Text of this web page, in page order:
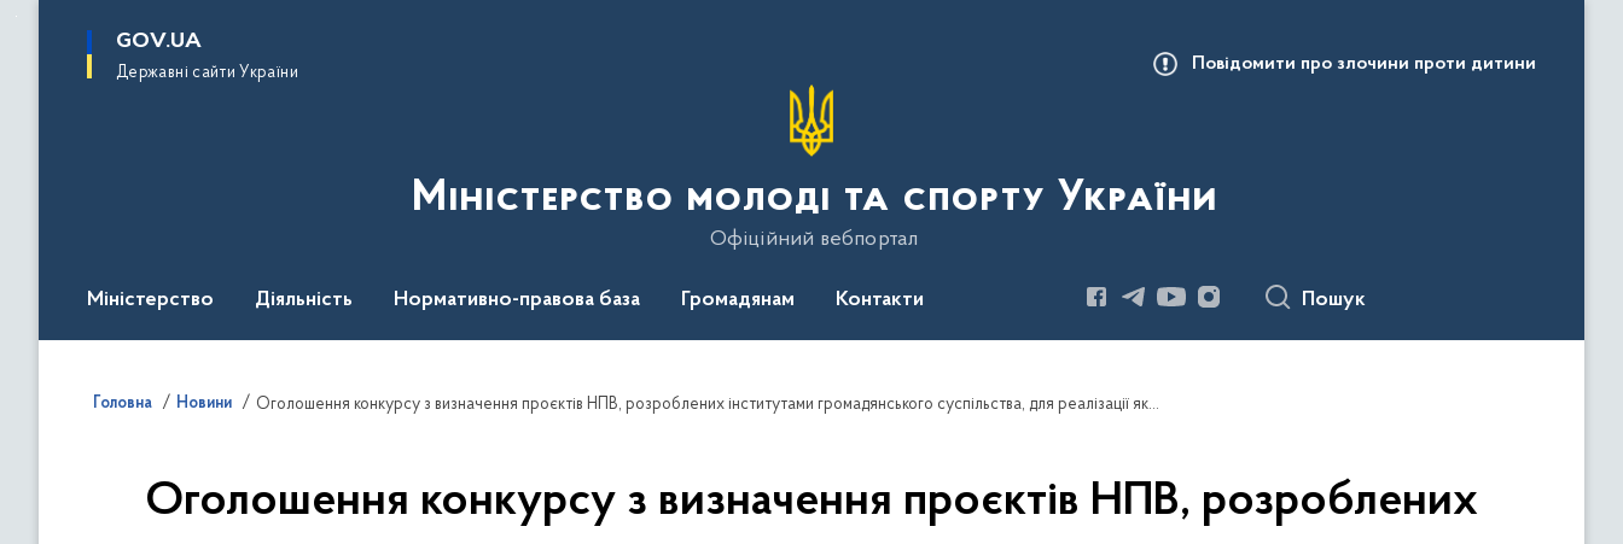
основного
GOV.UA
Державні сайти України Повідомити про злочини проти дитини
Міністерство молоді та спорту України
Офіційний вебпортал
Міністерство Діяльність Нормативно-правова база Громадянам Контакти Пошук
Головна Новини Оголошення конкурсу з визначення проєктів НПВ, розроблених інститутами громадянського суспільства, для реалізації яких надається фінансова підтримка у 2022 році
Оголошення конкурсу з визначення проєктів НПВ, розроблених